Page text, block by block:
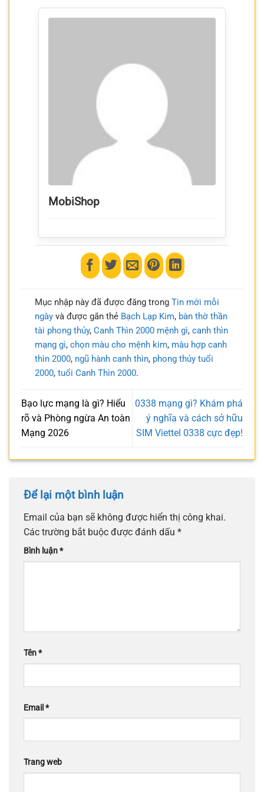
MobiShop
Mục nhập này đã được đăng trong Tin mới mỗi
ngàyvà được gắn thẻ Bạch Lạp Kim, bàn thờ thần
tài phong thủy, Canh Thìn 2000 mệnh gì, canh thìn
mạng gì, chọn màu cho mệnh kim, màu hợp canh
thìn 2000, ngũ hành canh thìn, phong thủy tuổi
2000, tuổi Canh Thìn 2000.
Bạo lực mạng là gì? Hiểu
rõ và Phòng ngừa An toàn
Mạng 2026
0338 mạng gì? Khám phá
ý nghĩa và cách sở hữu
SIM Viettel 0338 cực đẹp!
Để lại một bình luận
Email của bạn sẽ không được hiển thị công khai.
Các trường bắt buộc được đánh dấu *
Bình luận*
Tên*
Email *
Trang web